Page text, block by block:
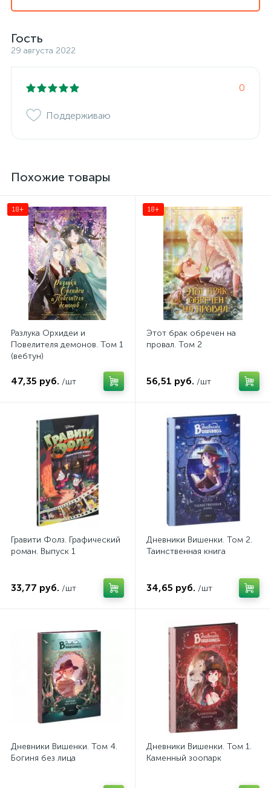
Гость
29 августа 2022
0
Поддерживаю
Похожие товары
18+
Разлука Орхидеи и
Повелителя демонов. Том 1
(вебтун)
47,35 руб. /шт
18+
Этот брак обречен на
провал. Том 2
56,51 руб. /шт
Гравити Фолз. Графический
роман. Выпуск 1
33,77 руб. /шт
Дневники Вишенки. Том 2.
Таинственная книга
34,65 руб. /шт
Дневники Вишенки. Том 4.
Богиня без лица
Дневники Вишенки. Том 1.
Каменный зоопарк